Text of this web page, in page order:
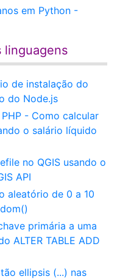
em Python -
linguagens
de instalação do
do Node.js
- Como calcular
o salário líquido
no QGIS usando o
API
aleatório de 0 a 10
primária a uma
ALTER TABLE ADD
ellipsis (...) nas